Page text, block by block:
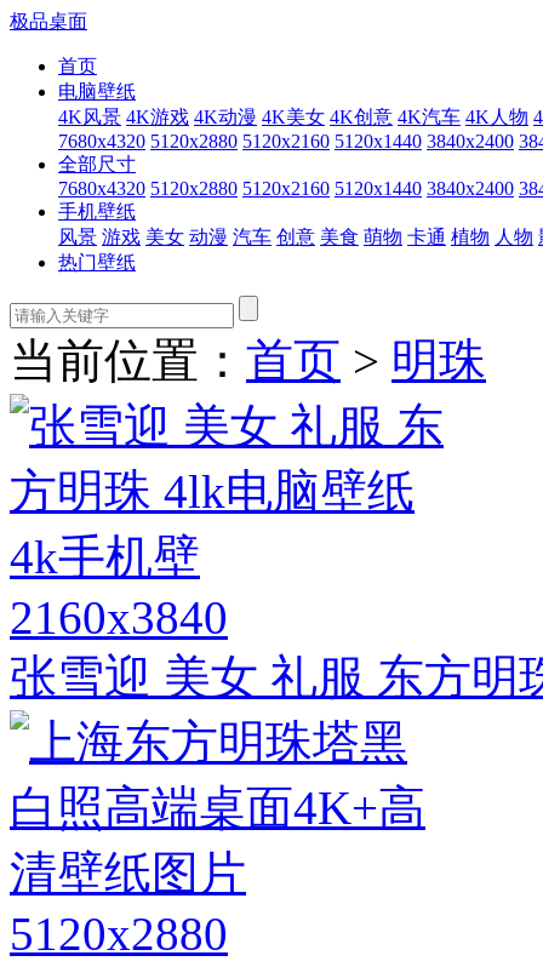
极品桌面
首页
电脑壁纸
4K风景 4K游戏 4K动漫 4K美女 4K创意 4K汽车 4K人物
7680x4320 5120x2880 5120x2160 5120x1440 3840x2400
全部尺寸
7680x4320 5120x2880 5120x2160 5120x1440 3840x2400
手机壁纸
风景 游戏 美女 动漫 汽车 创意 美食 萌物 卡通 植物 人物
热门壁纸
当前位置： 首页 > 明珠
2160x3840
张雪迎 美女 礼服 东方明
5120x2880